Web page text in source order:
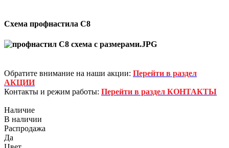
Схема профнастила С8
Обратите внимание на наши акции: Перейти в раздел
АКЦИИ
Контакты и режим работы: Перейти в раздел КОНТАКТЫ
Наличие
В наличии
Распродажа
Да